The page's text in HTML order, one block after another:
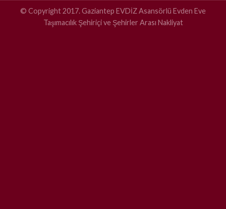
© Copyright 2017. Gaziantep EVDİZ Asansörlü Evden Eve
Taşımacılık Şehiriçi ve Şehirler Arası Nakliyat